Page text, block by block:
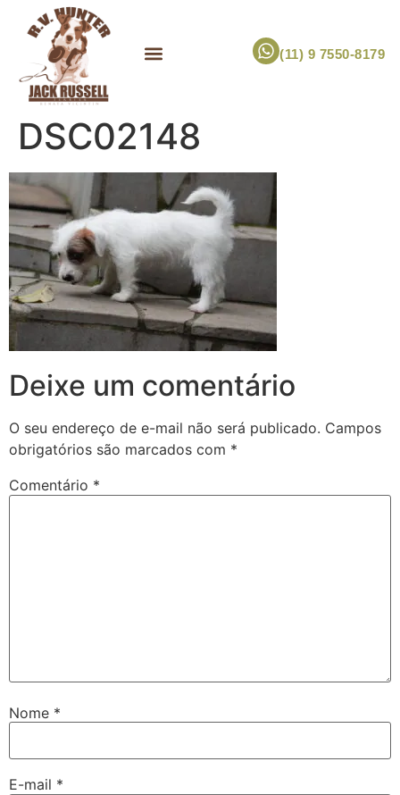
(11) 9 7550-8179
DSC02148
Deixe um comentário
O seu endereço de e-mail não será publicado. Campos
obrigatórios são marcados com *
Comentário *
Nome *
E-mail *